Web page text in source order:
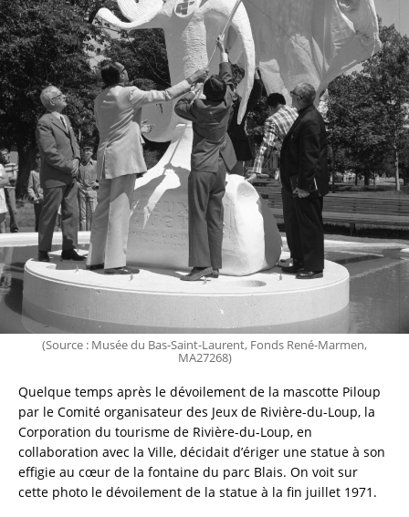
(Source : Musée du Bas-Saint-Laurent, Fonds René-Marmen,
MA27268)
Quelque temps après le dévoilement de la mascotte Piloup
par le Comité organisateur des Jeux de Rivière-du-Loup, la
Corporation du tourisme de Rivière-du-Loup, en
collaboration avec la Ville, décidait d’ériger une statue à son
effigie au cœur de la fontaine du parc Blais. On voit sur
cette photo le dévoilement de la statue à la fin juillet 1971.